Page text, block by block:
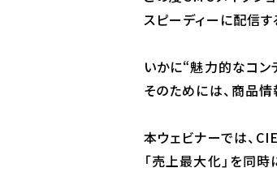
スピーディーに配信す
いかに“魅力的なコン
そのためには、商品
本ウェビナーでは、
「売上最大化」を同